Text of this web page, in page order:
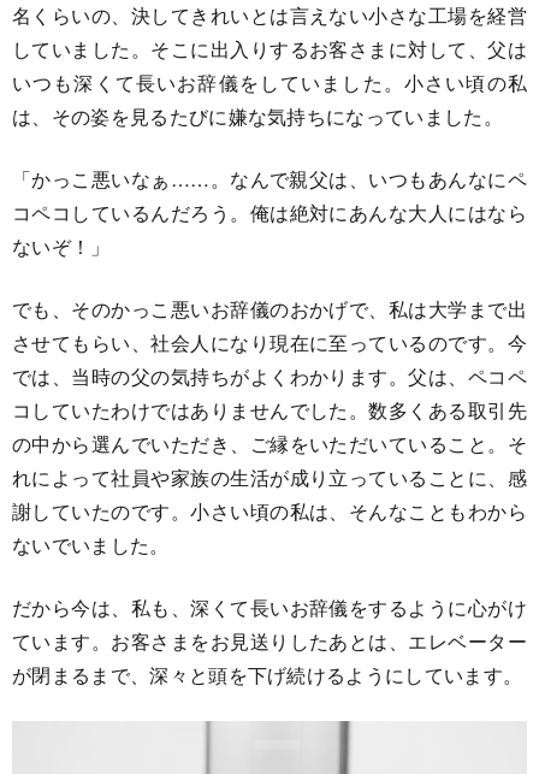
名くらいの、決してきれいとは言えない小さな工場を経営
していました。そこに出入りするお客さまに対して、父は
いつも深くて長いお辞儀をしていました。小さい頃の私
は、その姿を見るたびに嫌な気持ちになっていました。
「かっこ悪いなぁ……。なんで親父は、いつもあんなにペ
コペコしているんだろう。俺は絶対にあんな大人にはなら
ないぞ！」
でも、そのかっこ悪いお辞儀のおかげで、私は大学まで出
させてもらい、社会人になり現在に至っているのです。今
では、当時の父の気持ちがよくわかります。父は、ペコペ
コしていたわけではありませんでした。数多くある取引先
の中から選んでいただき、ご縁をいただいていること。そ
れによって社員や家族の生活が成り立っていることに、感
謝していたのです。小さい頃の私は、そんなこともわから
ないでいました。
だから今は、私も、深くて長いお辞儀をするように心がけ
ています。お客さまをお見送りしたあとは、エレベーター
が閉まるまで、深々と頭を下げ続けるようにしています。